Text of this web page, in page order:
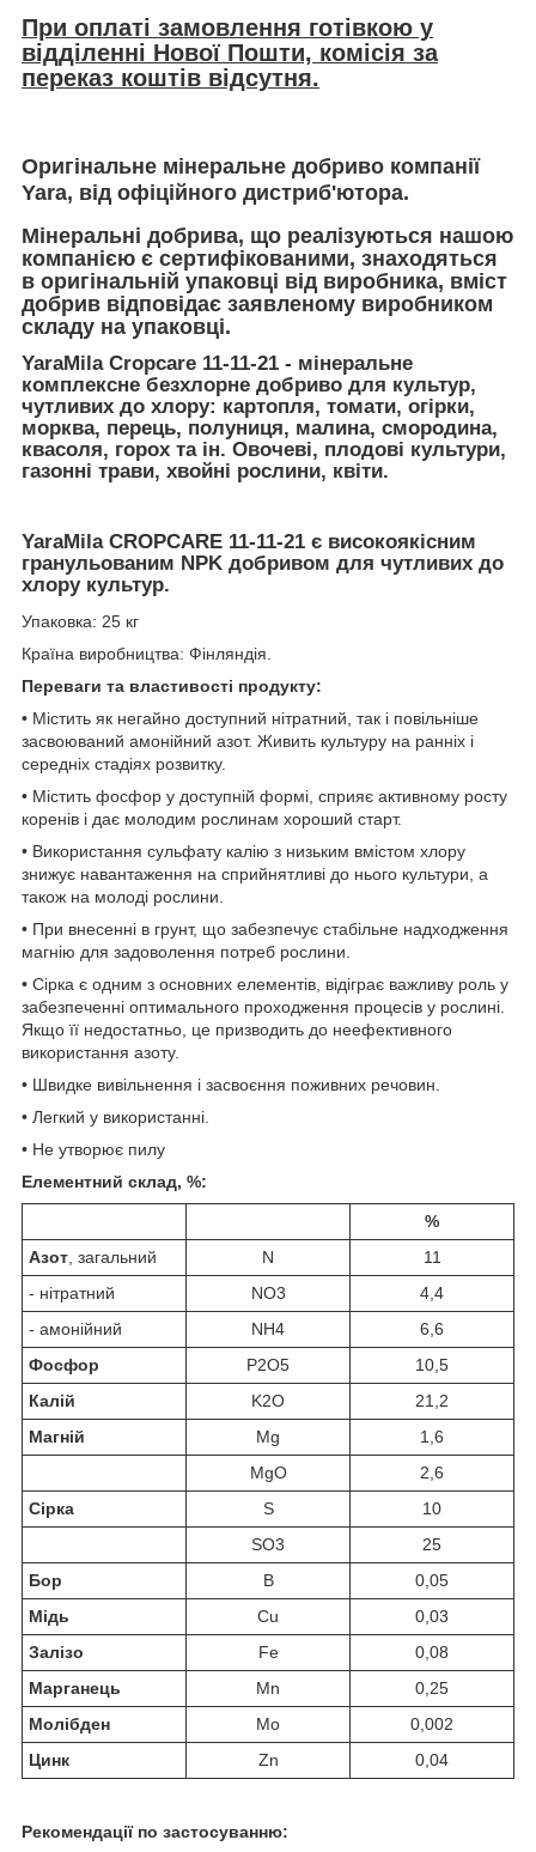
При оплаті замовлення готівкою у
відділенні Нової Пошти, комісія за
переказ коштів відсутня.
Оригінальне мінеральне добриво компанії
Yara, від офіційного дистриб'ютора.
Мінеральні добрива, що реалізуються нашою
компанією є сертифікованими, знаходяться
в оригінальній упаковці від виробника, вміст
добрив відповідає заявленому виробником
складу на упаковці.
YaraMila Cropcare 11-11-21 - мінеральне
комплексне безхлорне добриво для культур,
чутливих до хлору: картопля, томати, огірки,
морква, перець, полуниця, малина, смородина,
квасоля, горох та ін. Овочеві, плодові культури,
газонні трави, хвойні рослини, квіти.
YaraMila CROPCARE 11-11-21 є високоякісним
гранульованим NPK добривом для чутливих до
хлору культур.
Упаковка: 25 кг
Країна виробництва: Фінляндія.
Переваги та властивості продукту:
• Містить як негайно доступний нітратний, так і повільніше
засвоюваний амонійний азот. Живить культуру на ранніх і
середніх стадіях розвитку.
• Містить фосфор у доступній формі, сприяє активному росту
коренів і дає молодим рослинам хороший старт.
• Використання сульфату калію з низьким вмістом хлору
знижує навантаження на сприйнятливі до нього культури, а
також на молоді рослини.
• При внесенні в грунт, що забезпечує стабільне надходження
магнію для задоволення потреб рослини.
• Сірка є одним з основних елементів, відіграє важливу роль у
забезпеченні оптимального проходження процесів у рослині.
Якщо її недостатньо, це призводить до неефективного
використання азоту.
• Швидке вивільнення і засвоєння поживних речовин.
• Легкий у використанні.
• Не утворює пилу
Елементний склад, %:
%
Азот , загальний N
11
- нітратний
NO3
4,4
- амонійний
NH4
6,6
Фосфор
P2O5
10,5
Калій
K2O
21,2
Магній
Mg
1,6
MgO
2,6
Сірка
S
10
SO3
25
Бор
B
0,05
Мідь
Cu
0,03
Залізо
Fe
0,08
Марганець
Mn
0,25
Молібден
Mo
0,002
Цинк
Zn 0,04
Рекомендації по застосуванню: